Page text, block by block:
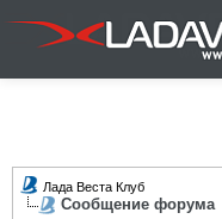
Лада Веста Клуб
Сообщение форума